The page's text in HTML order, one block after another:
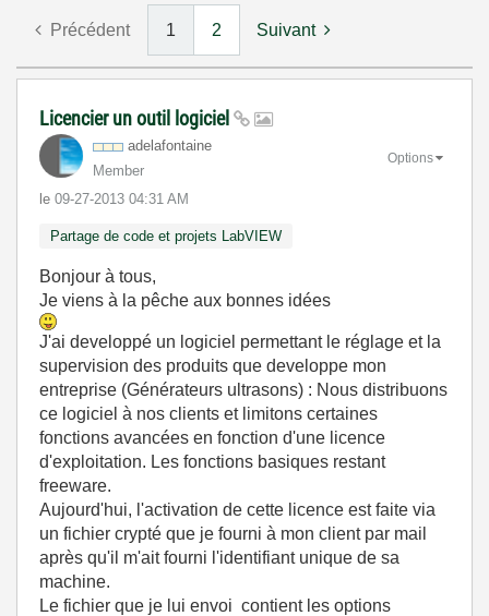
Précédent 1 2 Suivant
Licencier un outil logiciel
adelafontaine
Member
le ‎09-27-2013 04:31 AM
Options
Partage de code et projets LabVIEW
Bonjour à tous,
Je viens à la pêche aux bonnes idées
J'ai developpé un logiciel permettant le réglage et la
supervision des produits que developpe mon
entreprise (Générateurs ultrasons) : Nous distribuons
ce logiciel à nos clients et limitons certaines
fonctions avancées en fonction d'une licence
d'exploitation. Les fonctions basiques restant
freeware.
Aujourd'hui, l'activation de cette licence est faite via
un fichier crypté que je fourni à mon client par mail
après qu'il m'ait fourni l'identifiant unique de sa
machine.
Le fichier que je lui envoi contient les options